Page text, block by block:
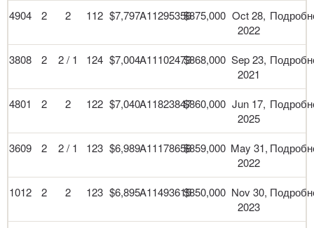
4904 2 2 112 $7,797A11295356$875,000 Oct 28,
2022
3808 2 2 / 1 124 $7,004A11102473$868,000 Sep 23,
2021
4801 2 2 122 $7,040A11823847$860,000 Jun 17,
2025
3609 2 2 / 1 123 $6,989A11178658$859,000 May 31,
2022
1012 2 2 123 $6,895A11493615$850,000 Nov 30,
2023